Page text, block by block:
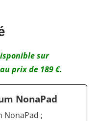
sur
prix de 189 €.
NonaPad
NonaPad ;